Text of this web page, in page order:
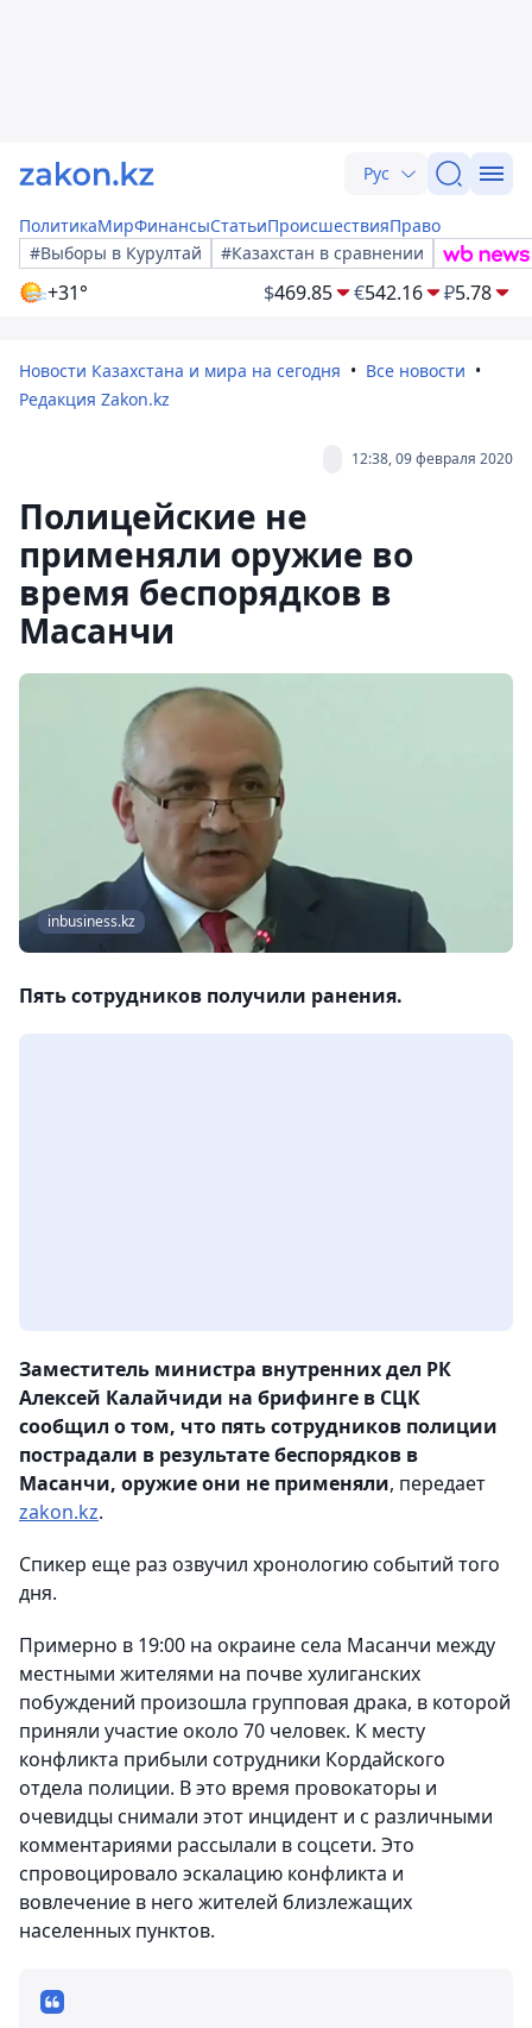
Рус
ПолитикаМирФинансыСтатьиПроисшествияПраво
#Выборы в Курултай
#Казахстан в сравнении
+31° $469.85 €542.16 ₽5.78
Новости Казахстана и мира на сегодня
Все новости
Редакция Zakon.kz
12:38, 09 февраля 2020
Полицейские не
применяли оружие во
время беспорядков в
Масанчи
inbusiness.kz
Пять сотрудников получили ранения.
Заместитель министра внутренних дел РК
Алексей Калайчиди на брифинге в СЦК
сообщил о том, что пять сотрудников полиции
пострадали в результате беспорядков в
Масанчи, оружие они не применяли, передает
zakon.kz.
Спикер еще раз озвучил хронологию событий того
дня.
Примерно в 19:00 на окраине села Масанчи между
местными жителями на почве хулиганских
побуждений произошла групповая драка, в которой
приняли участие около 70 человек. К месту
конфликта прибыли сотрудники Кордайского
отдела полиции. В это время провокаторы и
очевидцы снимали этот инцидент и с различными
комментариями рассылали в соцсети. Это
спровоцировало эскалацию конфликта и
вовлечение в него жителей близлежащих
населенных пунктов.